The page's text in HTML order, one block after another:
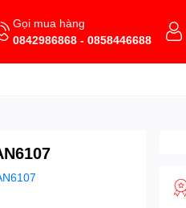
Gọi mua hàng
0842986868 - 0858446688